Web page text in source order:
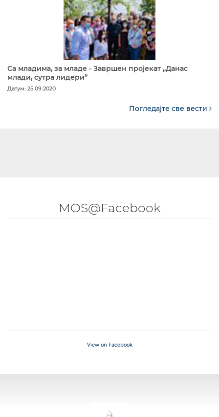
Са младима, за младе - Завршен пројекат „Данас
млади, сутра лидери”
Датум: 25.09.2020
Погледајте све вести
MOS@Facebook
View on Facebook